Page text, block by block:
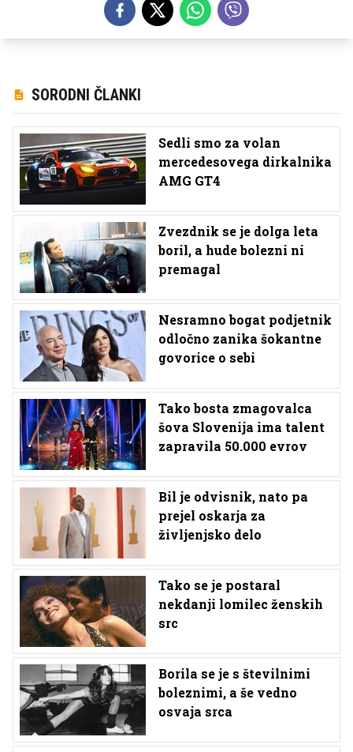
SORODNI ČLANKI
Sedli smo za volan
mercedesovega dirkalnika
AMG GT4
Zvezdnik se je dolga leta
boril, a hude bolezni ni
premagal
Nesramno bogat podjetnik
odločno zanika šokantne
govorice o sebi
Tako bosta zmagovalca
šova Slovenija ima talent
zapravila 50.000 evrov
Bil je odvisnik, nato pa
prejel oskarja za
življenjsko delo
Tako se je postaral
nekdanji lomilec ženskih
src
Borila se je s številnimi
boleznimi, a še vedno
osvaja srca